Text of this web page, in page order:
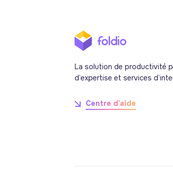
La solution de productivité
d’expertise et services
Centre d'aide